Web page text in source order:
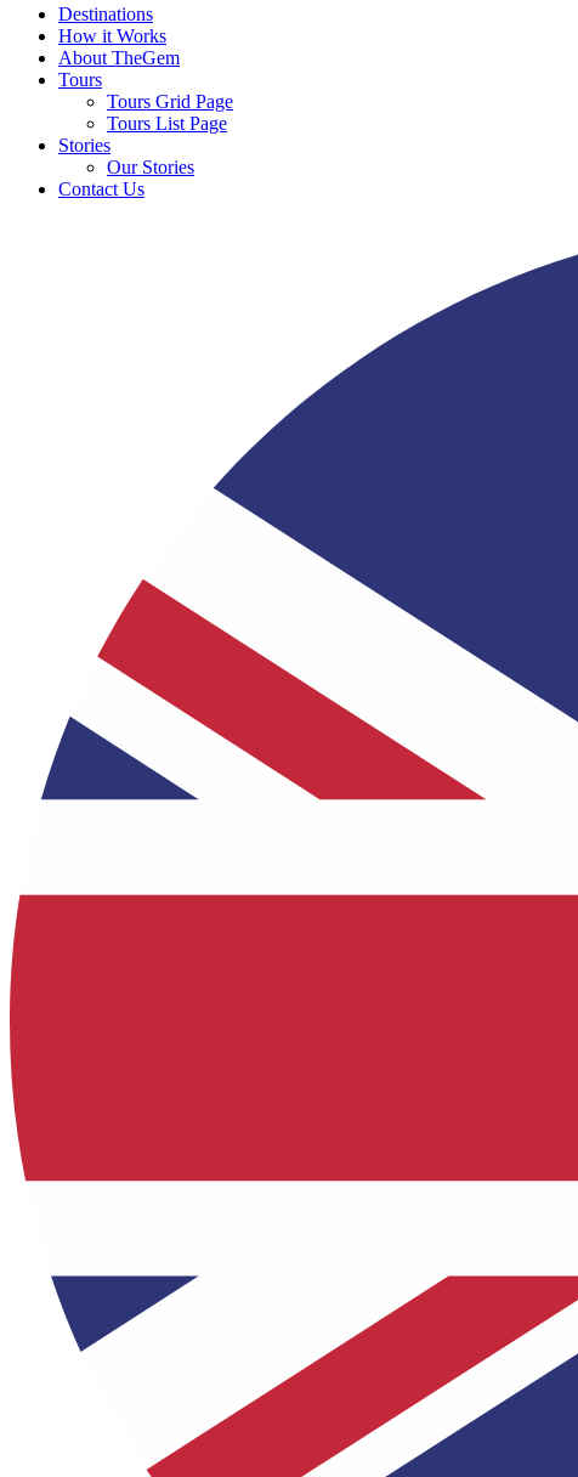
Destinations
How it Works
About TheGem
Tours
Tours Grid Page
Tours List Page
Stories
Our Stories
Contact Us